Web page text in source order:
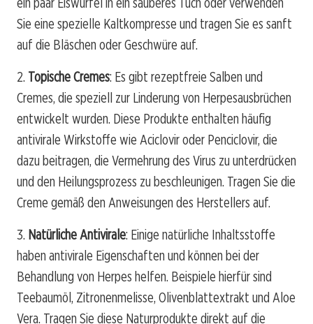
Sie eine spezielle Kaltkompresse und tragen Sie es sanft
auf die Bläschen oder Geschwüre auf.
2. Topische Cremes: Es gibt rezeptfreie Salben und
Cremes, die speziell zur Linderung von Herpesausbrüchen
entwickelt wurden. Diese Produkte enthalten häufig
antivirale Wirkstoffe wie Aciclovir oder Penciclovir, die
dazu beitragen, die Vermehrung des Virus zu unterdrücken
und den Heilungsprozess zu beschleunigen. Tragen Sie die
Creme gemäß den Anweisungen des Herstellers auf.
3. Natürliche Antivirale: Einige natürliche Inhaltsstoffe
haben antivirale Eigenschaften und können bei der
Behandlung von Herpes helfen. Beispiele hierfür sind
Teebaumöl, Zitronenmelisse, Olivenblattextrakt und Aloe
Vera. Tragen Sie diese Naturprodukte direkt auf die